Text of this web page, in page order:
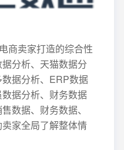
商卖家打造的综合性
分析、天猫数据分
据分析、ERP数据
据分析、财务数据
数据、财务数据、
家全局了解整体情